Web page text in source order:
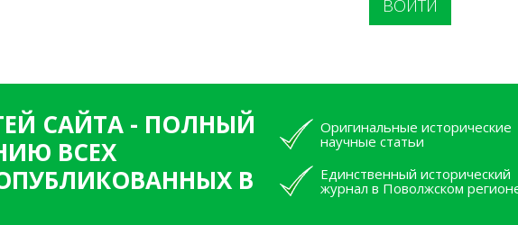
САЙТА - ПОЛНЫЙ
ВСЕХ
В
Оригинальные исторические
научные статьи
Единственный исторический
журнал в Поволжском